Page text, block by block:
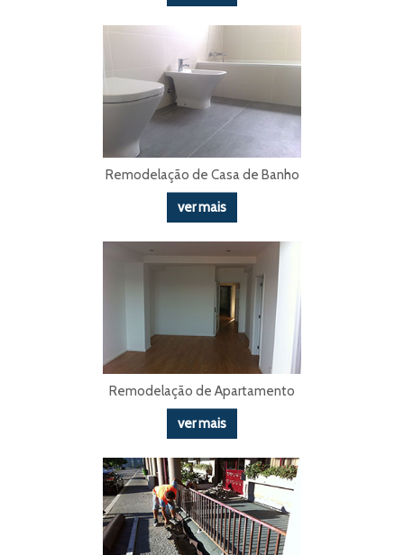
Remodelação de Casa de Banho
ver mais
Remodelação de Apartamento
ver mais